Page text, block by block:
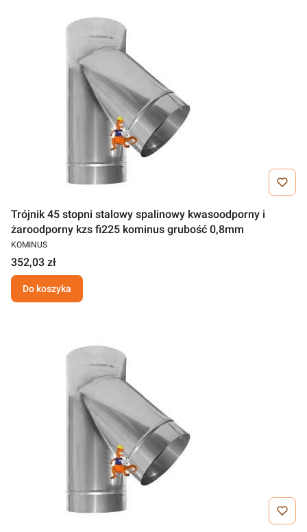
Trójnik 45 stopni stalowy spalinowy kwasoodporny i
żaroodporny kzs fi225 kominus grubość 0,8mm
KOMINUS
352,03 zł
Do koszyka